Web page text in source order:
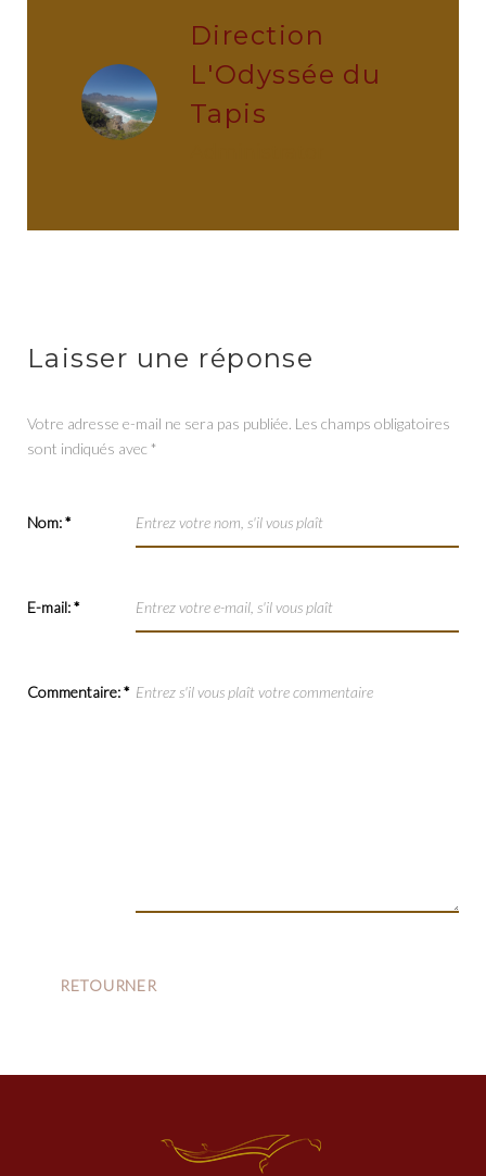
Direction
L'Odyssée du
Tapis
Laisser une réponse
Votre adresse e-mail ne sera pas publiée. Les champs obligatoires
sont indiqués avec *
Nom:*
E-mail:*
Commentaire:*